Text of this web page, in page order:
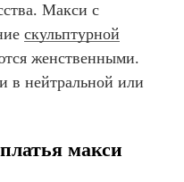
Макси с
скульптурной
женственными.
в нейтральной или
макси